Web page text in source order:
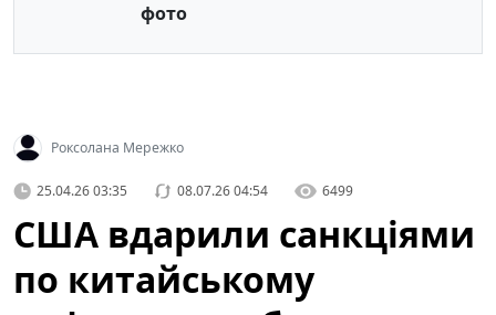
фото
Роксолана Мережко
25.04.26 03:35 08.07.26 04:54 6499
США вдарили санкціями
по китайському